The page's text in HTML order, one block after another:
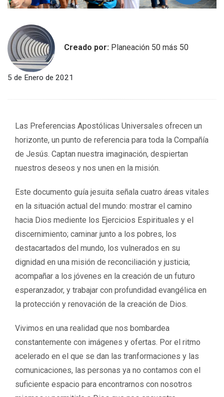
Creado por: Planeación 50 más 50
5 de Enero de 2021
Las Preferencias Apostólicas Universales ofrecen un
horizonte, un punto de referencia para toda la Compañía
de Jesús. Captan nuestra imaginación, despiertan
nuestros deseos y nos unen en la misión.
Este documento guía jesuita señala cuatro áreas vitales
en la situación actual del mundo: mostrar el camino
hacia Dios mediente los Ejercicios Espirituales y el
discernimiento; caminar junto a los pobres, los
destacartados del mundo, los vulnerados en su
dignidad en una misión de reconciliación y justicia;
acompañar a los jóvenes en la creación de un futuro
esperanzador, y trabajar con profundidad evangélica en
la protección y renovación de la creación de Dios.
Vivimos en una realidad que nos bombardea
constantemente con imágenes y ofertas. Por el ritmo
acelerado en el que se dan las tranformaciones y las
comunicaciones, las personas ya no contamos con el
suficiente espacio para encontrarnos con nosotros